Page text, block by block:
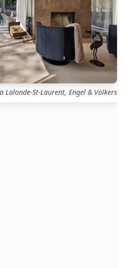
Lalonde-St-Laurent, Engel & Völkers